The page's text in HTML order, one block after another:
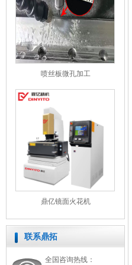
喷丝板微孔加工
鼎亿镜面火花机
联系鼎拓
全国咨询热线：